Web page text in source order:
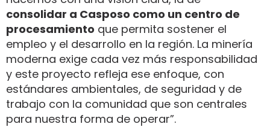
consolidar a Casposo como un centro de
procesamiento que permita sostener el
empleo y el desarrollo en la región. La minería
moderna exige cada vez más responsabilidad
y este proyecto refleja ese enfoque, con
estándares ambientales, de seguridad y de
trabajo con la comunidad que son centrales
para nuestra forma de operar”.